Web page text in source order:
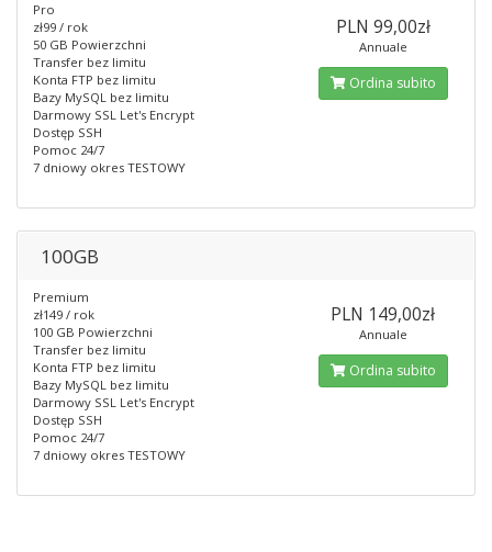
Pro
zł99 / rok
50 GB Powierzchni
Transfer bez limitu
Konta FTP bez limitu
Bazy MySQL bez limitu
Darmowy SSL Let's Encrypt
Dostęp SSH
Pomoc 24/7
7 dniowy okres TESTOWY
PLN 99,00zł
Annuale
Ordina subito
100GB
Premium
zł149 / rok
100 GB Powierzchni
Transfer bez limitu
Konta FTP bez limitu
Bazy MySQL bez limitu
Darmowy SSL Let's Encrypt
Dostęp SSH
Pomoc 24/7
7 dniowy okres TESTOWY
PLN 149,00zł
Annuale
Ordina subito